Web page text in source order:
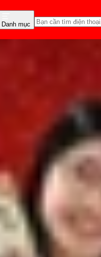
Danh mục
Khuyến
Dòng sản